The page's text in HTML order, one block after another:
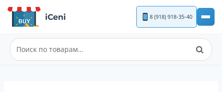
Перейти
содержимому
iCeni 8 (918) 918-35-40
Искать:
Поиск